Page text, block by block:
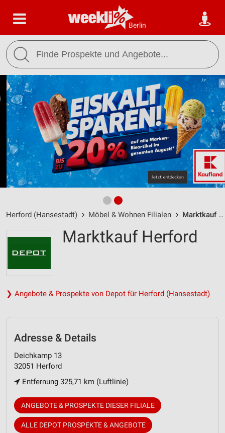
Berlin
Herford (Hansestadt) Möbel & Wohnen Filialen Marktkauf Herford / Deichkamp 13 - Öffnungszeiten & Adresse
Marktkauf Herford
❯ Angebote & Prospekte von Depot für Herford (Hansestadt)
Adresse & Details
Deichkamp 13
32051 Herford
Entfernung 325,71 km (Luftlinie)
ANGEBOTE & PROSPEKTE DIESER FILIALE
ALLE DEPOT PROSPEKTE & ANGEBOTE